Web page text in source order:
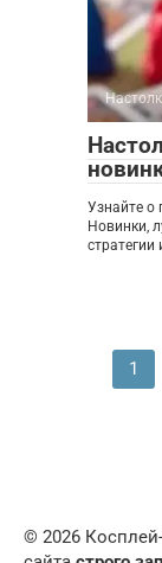
Узнайте о
Новинки,
стратегии
1
© 2026